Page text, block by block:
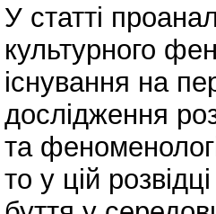
У статті
культурного
існування на
дослідження
та
то у цій